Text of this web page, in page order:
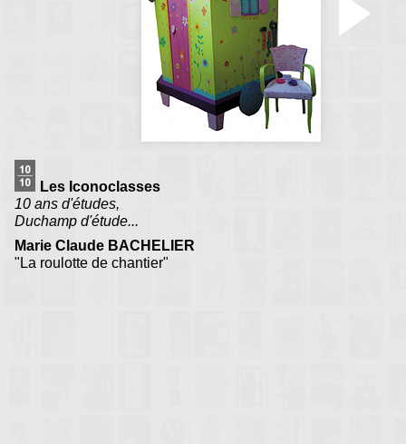
Les Iconoclasses
10 ans d'études,
Duchamp d'étude...
Marie Claude BACHELIER
"La roulotte de chantier"